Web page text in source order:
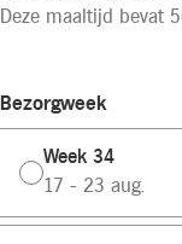
Deze maaltijd bevat
Bezorgweek
Week 34
17 - 23 aug.